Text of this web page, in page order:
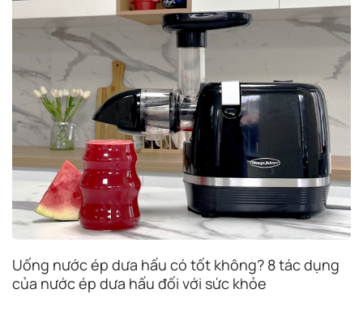
Uống nước ép dưa hấu có tốt không? 8 tác dụng
của nước ép dưa hấu đối với sức khỏe